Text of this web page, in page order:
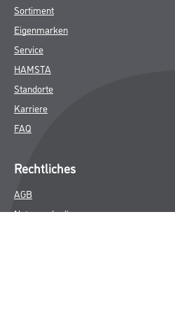
Sortiment
Eigenmarken
Service
HAMSTA
Standorte
Karriere
FAQ
Rechtliches
AGB
Nutzungsbedingungen